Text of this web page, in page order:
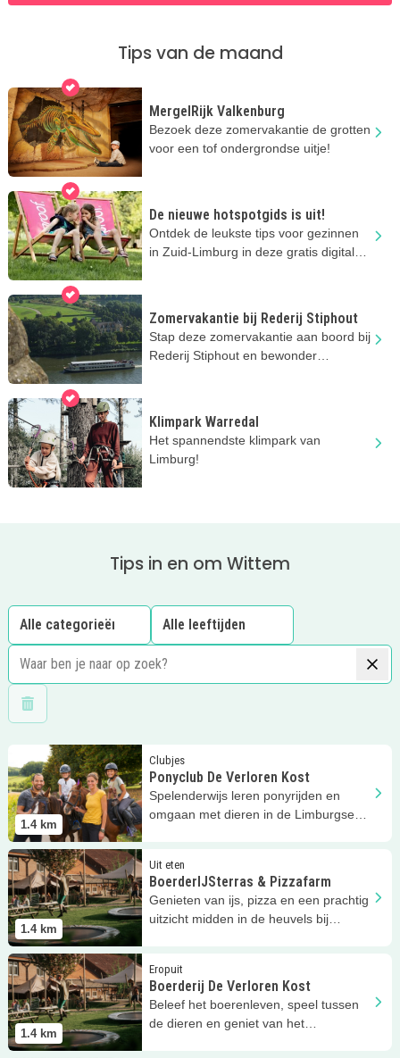
Tips van de maand
MergelRijk Valkenburg
Bezoek deze zomervakantie de grotten
voor een tof ondergrondse uitje!
De nieuwe hotspotgids is uit!
Ontdek de leukste tips voor gezinnen
in Zuid-Limburg in deze gratis digitale
Zomervakantie bij Rederij Stiphout
Stap deze zomervakantie aan boord bij
Rederij Stiphout en bewonder
Klimpark Warredal
Het spannendste klimpark van
Limburg!
Tips in en om Wittem
Wis filters
1.4 km
Clubjes
Ponyclub De Verloren Kost
Spelenderwijs leren ponyrijden en
omgaan met dieren in de Limburgse
Lees meer Ponyclub De Verloren Kost
1.4 km
Uit eten
BoerderIJSterras & Pizzafarm
Genieten van ijs, pizza en een prachtig
uitzicht midden in de heuvels bij
Lees meer BoerderIJSterras &amp; Pizzafarm
1.4 km
Eropuit
Boerderij De Verloren Kost
Beleef het boerenleven, speel tussen
de dieren en geniet van het
Lees meer Boerderij De Verloren Kost